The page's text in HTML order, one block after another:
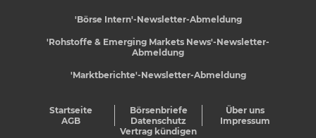
'Börse Intern'-Newsletter-Abmeldung
'Rohstoffe & Emerging Markets News'-Newsletter-
Abmeldung
'Marktberichte'-Newsletter-Abmeldung
Startseite Börsenbriefe
Über uns
AGB
Datenschutz
Impressum
Vertrag kündigen